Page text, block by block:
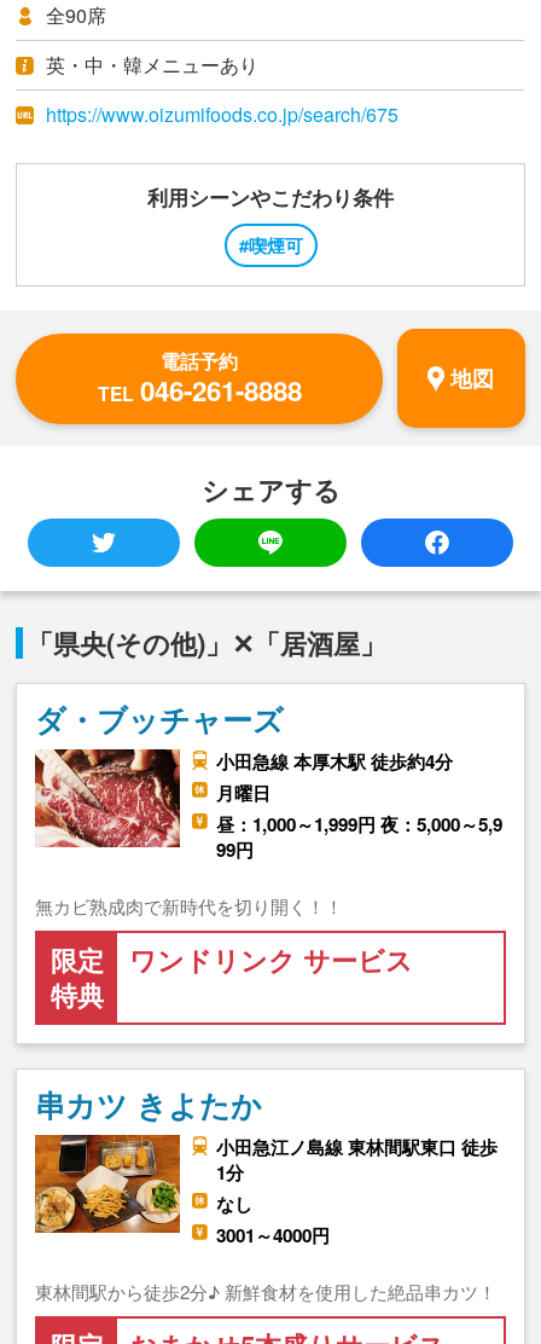
全90席
英・中・韓メニューあり
https://www.oizumifoods.co.jp/search/675
利用シーンやこだわり条件
#喫煙可
電話予約
TEL 046-261-8888 地図
シェアする
「県央(その他)」✕「居酒屋」
ダ・ブッチャーズ
小田急線 本厚木駅 徒歩約4分
月曜日
昼：1,000～1,999円 夜：5,000～5,9
99円
無カビ熟成肉で新時代を切り開く！！
限定
特典
ワンドリンク サービス
串カツ きよたか
小田急江ノ島線 東林間駅東口 徒歩
1分
なし
3001～4000円
東林間駅から徒歩2分♪ 新鮮食材を使用した絶品串カツ！